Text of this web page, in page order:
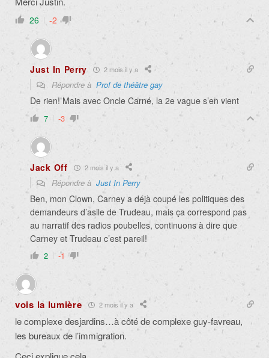
26 -2
Just In Perry 2 mois il y a
Répondre à Prof de théâtre gay
De rien! Mais avec Oncle Carné, la 2e vague s’en vient
7 -3
Jack Off 2 mois il y a
Répondre à Just In Perry
Ben, mon Clown, Carney a déjà coupé les politiques des
demandeurs d’asile de Trudeau, mais ça correspond pas
au narratif des radios poubelles, continuons à dire que
Carney et Trudeau c’est pareil!
2 -1
vois la lumière 2 mois il y a
le complexe desjardins…à côté de complexe guy-favreau,
les bureaux de l’immigration.